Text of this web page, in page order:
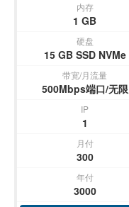
内存
1 GB
硬盘
15 GB SSD NVMe
带宽/月流量
500Mbps端口/无限
IP
1
月付
300
年付
3000